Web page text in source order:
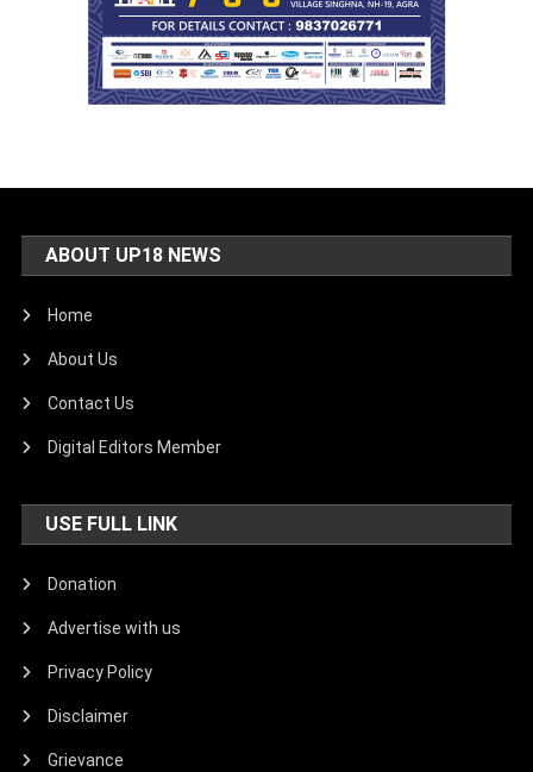
ABOUT UP18 NEWS
Home
About Us
Contact Us
Digital Editors Member
USE FULL LINK
Donation
Advertise with us
Privacy Policy
Disclaimer
Grievance